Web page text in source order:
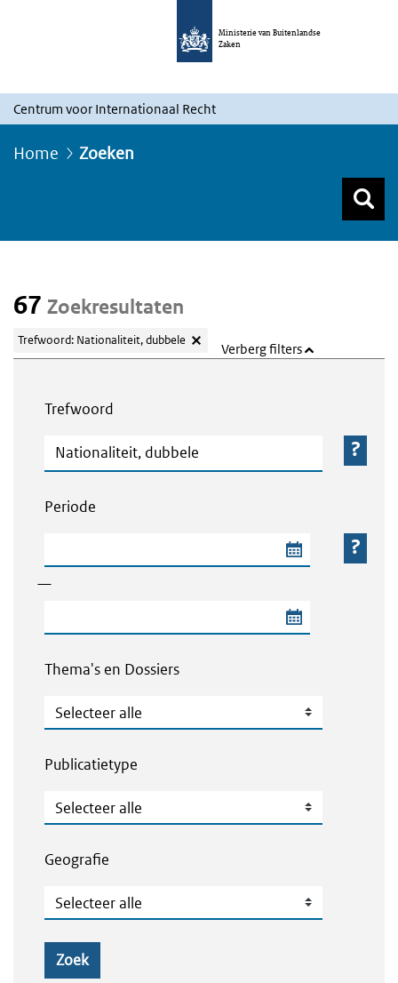
Ministerie van Buitenlandse
Zaken
Centrum voor Internationaal Recht
Home Zoeken
67 Zoekresultaten
Trefwoord: Nationaliteit, dubbele
Verberg filters
Trefwoord
Trefwoord
Periode
—
Thema's en Dossiers
Thema's en Dossiers
Publicatietype
Publicatietype
Geografie
Geografie
Zoek